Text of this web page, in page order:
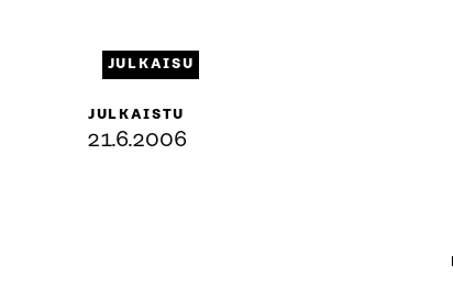
JULKAISU
JULKAISTU
21.6.2006